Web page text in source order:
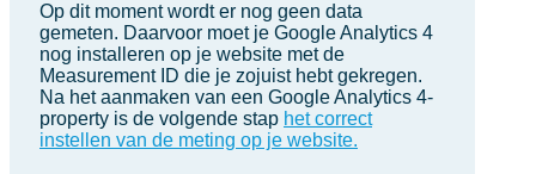
Op dit moment wordt er nog geen data
gemeten. Daarvoor moet je Google Analytics 4
nog installeren op je website met de
Measurement ID die je zojuist hebt gekregen.
Na het aanmaken van een Google Analytics 4-
property is de volgende stap het correct
instellen van de meting op je website.